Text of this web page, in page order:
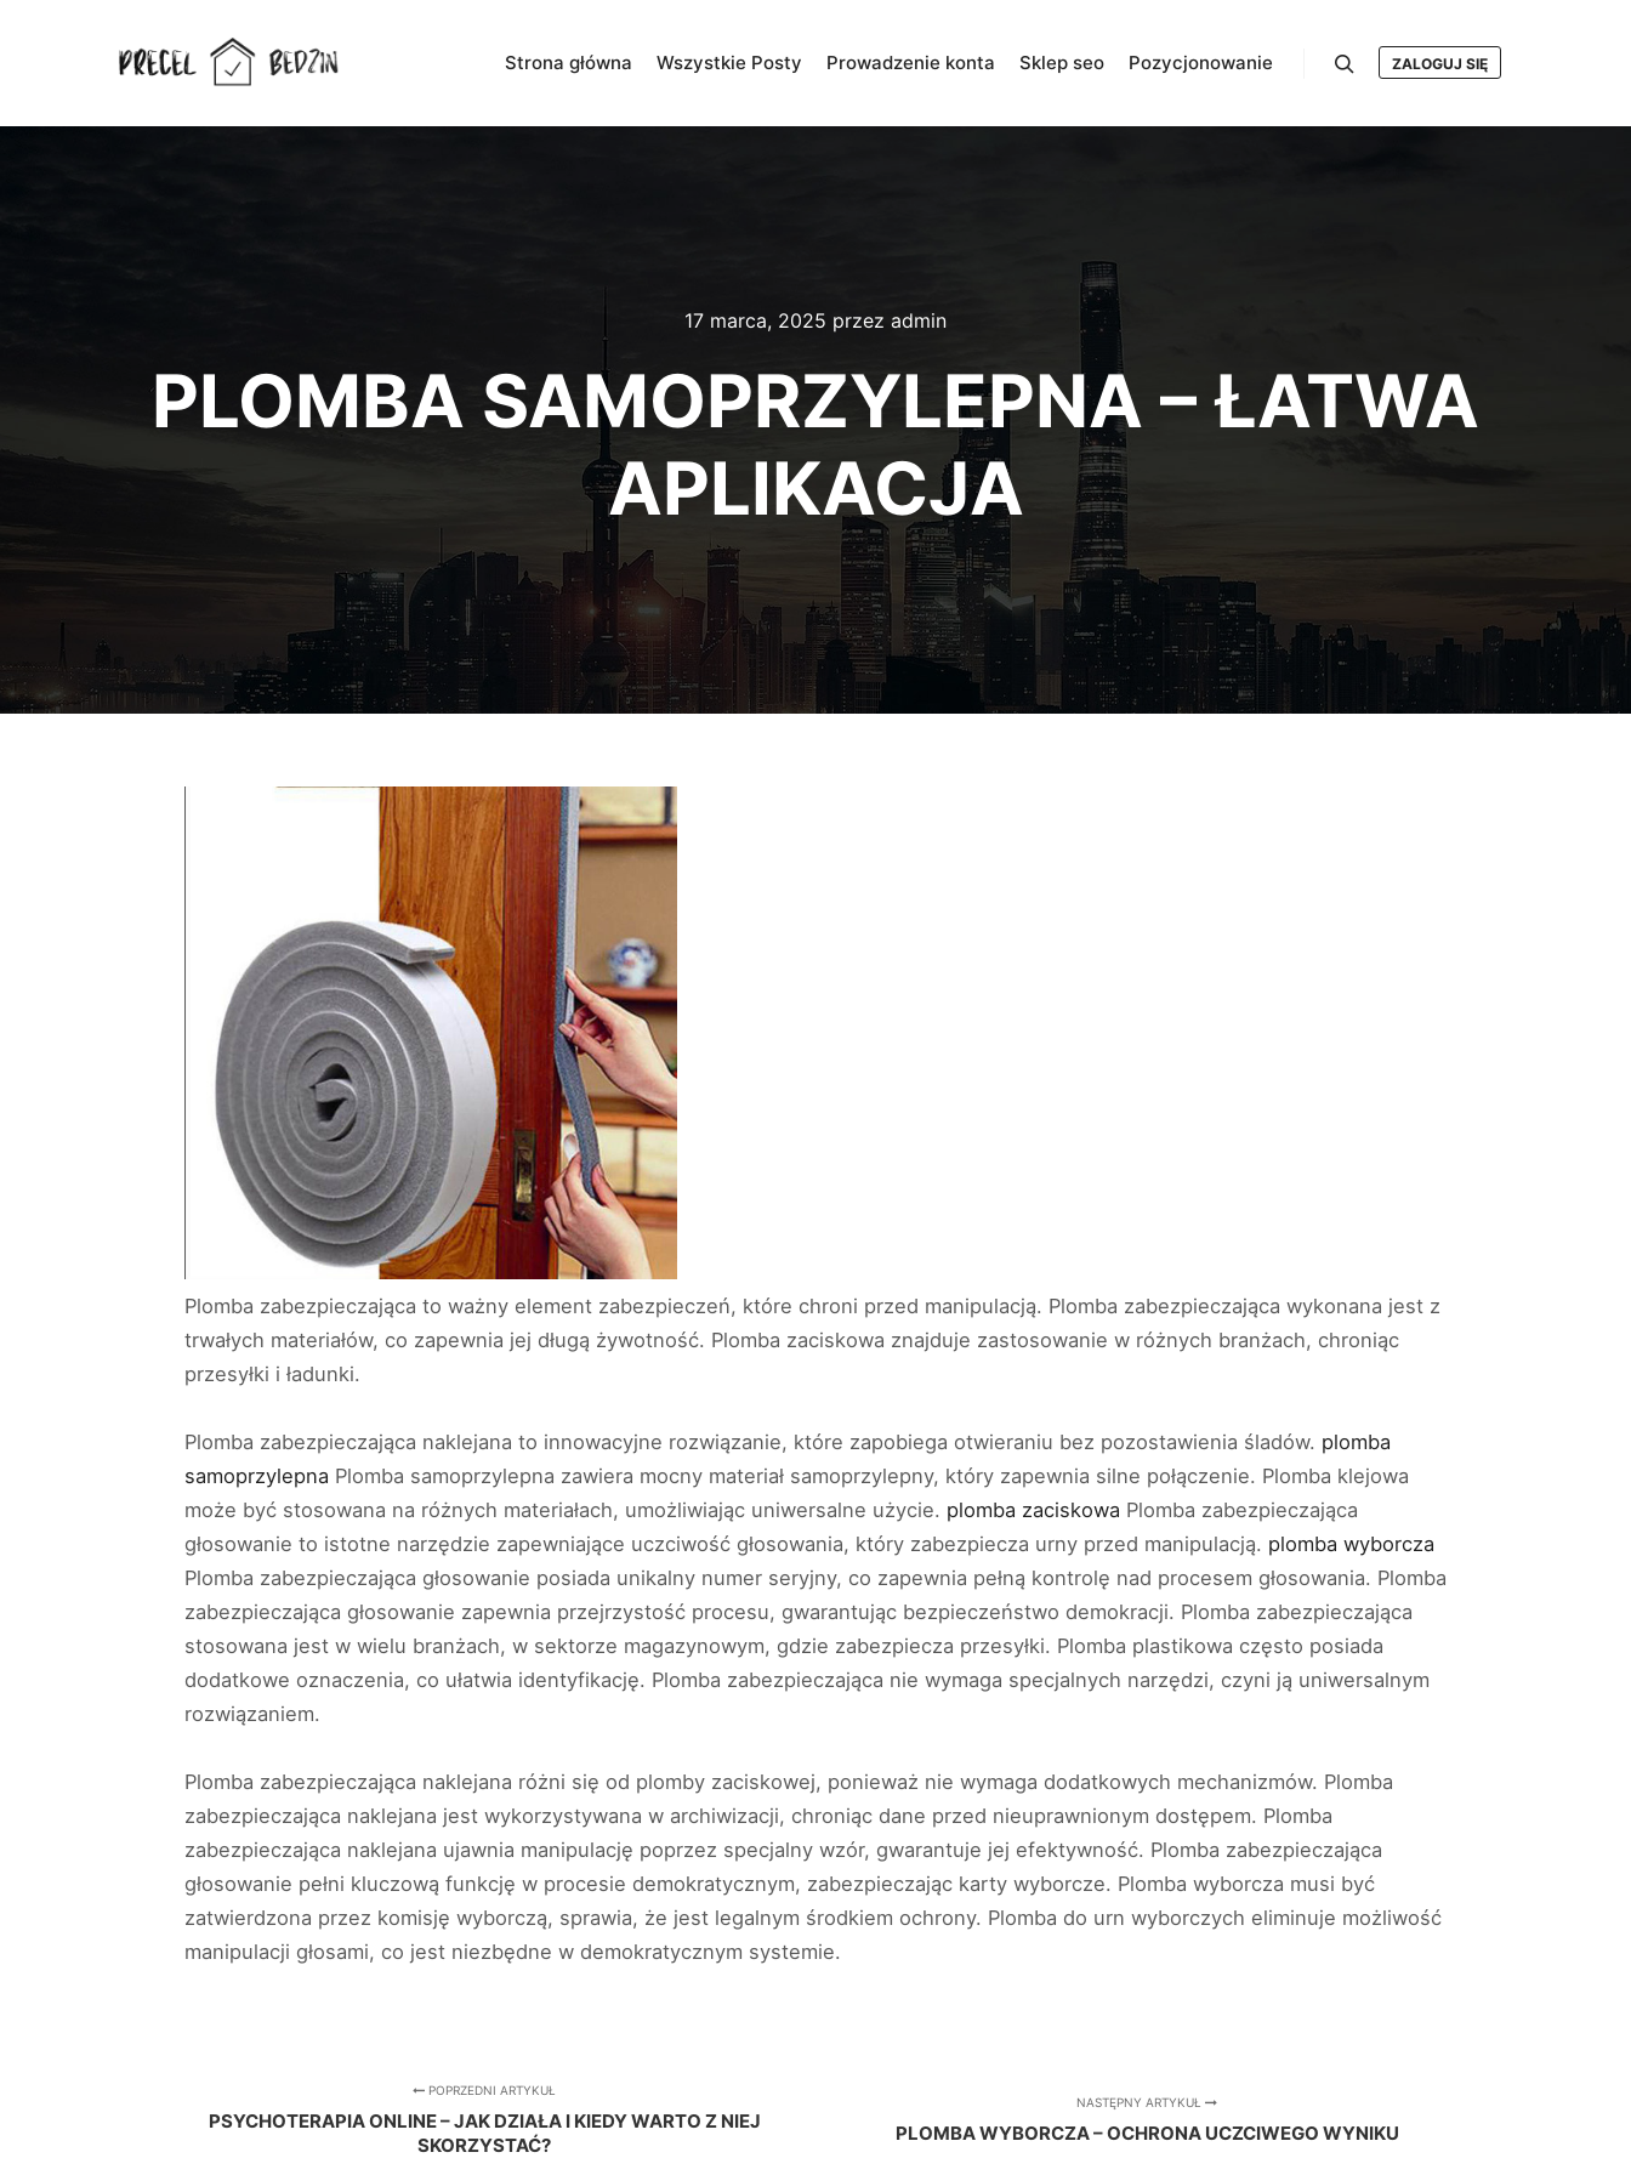
Strona główna Wszystkie Posty Prowadzenie konta Sklep seo Pozycjonowanie ZALOGUJ SIĘ
17 marca, 2025 przez admin
PLOMBA SAMOPRZYLEPNA – ŁATWA
APLIKACJA
Plomba zabezpieczająca to ważny element zabezpieczeń, które chroni przed manipulacją. Plomba zabezpieczająca wykonana jest z
trwałych materiałów, co zapewnia jej długą żywotność. Plomba zaciskowa znajduje zastosowanie w różnych branżach, chroniąc
przesyłki i ładunki.
Plomba zabezpieczająca naklejana to innowacyjne rozwiązanie, które zapobiega otwieraniu bez pozostawienia śladów. plomba
samoprzylepna Plomba samoprzylepna zawiera mocny materiał samoprzylepny, który zapewnia silne połączenie. Plomba klejowa
może być stosowana na różnych materiałach, umożliwiając uniwersalne użycie. plomba zaciskowa Plomba zabezpieczająca
głosowanie to istotne narzędzie zapewniające uczciwość głosowania, który zabezpiecza urny przed manipulacją. plomba wyborcza
Plomba zabezpieczająca głosowanie posiada unikalny numer seryjny, co zapewnia pełną kontrolę nad procesem głosowania. Plomba
zabezpieczająca głosowanie zapewnia przejrzystość procesu, gwarantując bezpieczeństwo demokracji. Plomba zabezpieczająca
stosowana jest w wielu branżach, w sektorze magazynowym, gdzie zabezpiecza przesyłki. Plomba plastikowa często posiada
dodatkowe oznaczenia, co ułatwia identyfikację. Plomba zabezpieczająca nie wymaga specjalnych narzędzi, czyni ją uniwersalnym
rozwiązaniem.
Plomba zabezpieczająca naklejana różni się od plomby zaciskowej, ponieważ nie wymaga dodatkowych mechanizmów. Plomba
zabezpieczająca naklejana jest wykorzystywana w archiwizacji, chroniąc dane przed nieuprawnionym dostępem. Plomba
zabezpieczająca naklejana ujawnia manipulację poprzez specjalny wzór, gwarantuje jej efektywność. Plomba zabezpieczająca
głosowanie pełni kluczową funkcję w procesie demokratycznym, zabezpieczając karty wyborcze. Plomba wyborcza musi być
zatwierdzona przez komisję wyborczą, sprawia, że jest legalnym środkiem ochrony. Plomba do urn wyborczych eliminuje możliwość
manipulacji głosami, co jest niezbędne w demokratycznym systemie.
POPRZEDNI ARTYKUŁ
PSYCHOTERAPIA ONLINE – JAK DZIAŁA I KIEDY WARTO Z NIEJ
SKORZYSTAĆ?
NASTĘPNY ARTYKUŁ
PLOMBA WYBORCZA – OCHRONA UCZCIWEGO WYNIKU